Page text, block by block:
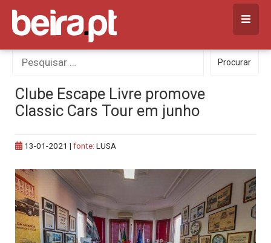
Skip
content
Procurar
por:
Procurar
Clube Escape Livre promove
Classic Cars Tour em junho
13-01-2021 | fonte: LUSA